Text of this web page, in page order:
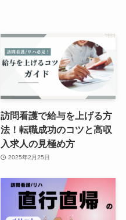
訪問看護で給与を上げる方
法！転職成功のコツと高収
入求人の見極め方
2025年2月25日